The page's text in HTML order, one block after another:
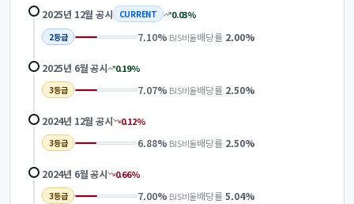
2025년 12월 공시 CURRENT 0.03%
2등급 7.10% BIS비율배당률 2.00%
2025년 6월공시 0.19%
3등급 7.07% BIS비율배당률 2.50%
2024년 12월 공시 0.12%
3등급 6.88% BIS비율배당률 2.50%
2024년 6월공시 0.66%
3등급 7.00% BIS비율배당률 5.04%